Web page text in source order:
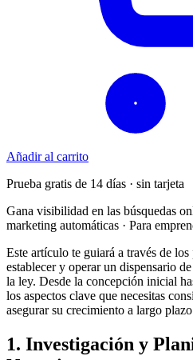
Añadir al carrito
Prueba gratis de 14 días · sin tarjeta
Gana visibilidad en las búsquedas
marketing automáticas · Para
Este artículo te guiará a través de los
establecer y operar un dispensario
la ley. Desde la concepción inicial
los aspectos clave que necesitas
asegurar su crecimiento a largo
1. Investigación y